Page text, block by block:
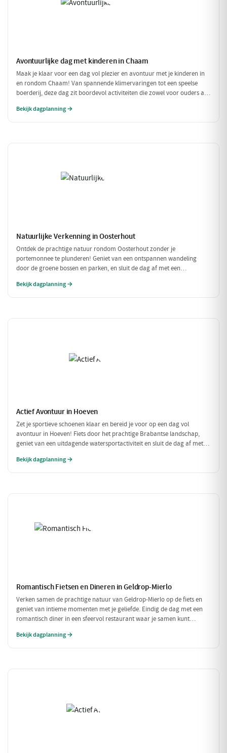
Avontuurlijke dag met kinderen in Chaam
Maak je klaar voor een dag vol plezier en avontuur met je kinderen in
en rondom Chaam! Van spannende klimervaringen tot een speelse
boerderij, deze dag zit boordevol activiteiten die zowel voor ouders als
gezellige eetgelegenheden!
Bekijk dagplanning →
Natuurlijke Verkenning in Oosterhout
Ontdek de prachtige natuur rondom Oosterhout zonder je
portemonnee te plunderen! Geniet van een ontspannen wandeling
door de groene bossen en parken, en sluit de dag af met een
vrienden of gezin!
Bekijk dagplanning →
Actief Avontuur in Hoeven
Zet je sportieve schoenen klaar en bereid je voor op een dag vol
avontuur in Hoeven! Fiets door het prachtige Brabantse landschap,
geniet van een uitdagende watersportactiviteit en sluit de dag af met
zijn in de natuur!
Bekijk dagplanning →
Romantisch Fietsen en Dineren in Geldrop-Mierlo
Verken samen de prachtige natuur van Geldrop-Mierlo op de fiets en
geniet van intieme momenten met je geliefde. Eindig de dag met een
romantisch diner in een sfeervol restaurant waar je samen kunt
Bekijk dagplanning →